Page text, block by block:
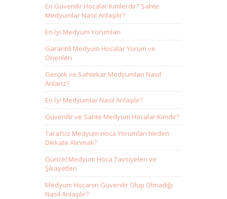
En Güvenilir Hocalar Kimlerdir? Sahte
Medyumlar Nasıl Anlaşılır?
En İyi Medyum Yorumları
Garantili Medyum Hocalar Yorum ve
Önerileri
Gerçek ve Sahtekar Medyumları Nasıl
Anlarız?
En İyi Medyumlar Nasıl Anlaşılır?
Güvenilir ve Sahte Medyum Hocalar Kimdir?
Tarafsız Medyum Hoca Yorumları Neden
Dikkate Alınmalı?
Güncel Medyum Hoca Tavsiyeleri ve
Şikayetleri
Medyum Hocanın Güvenilir Olup Olmadığı
Nasıl Anlaşılır?